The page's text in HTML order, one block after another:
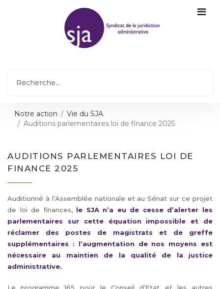
Notre action
Vie du SJA
Auditions parlementaires loi de finance 2025
AUDITIONS PARLEMENTAIRES LOI DE
FINANCE 2025
Auditionné à l’Assemblée nationale et au Sénat sur ce projet
de loi de finances, le SJA n’a eu de cesse d’alerter les
parlementaires sur cette équation impossible et de
réclamer des postes de magistrats et de greffe
supplémentaires : l’augmentation de nos moyens est
nécessaire au maintien de la qualité de la justice
administrative.